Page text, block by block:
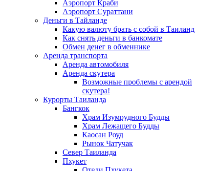
Аэропорт Краби
Аэропорт Сураттани
Деньги в Тайланде
Какую валюту брать с собой в Таиланд
Как снять деньги в банкомате
Обмен денег в обменнике
Аренда транспорта
Аренда автомобиля
Аренда скутера
Возможные проблемы с арендой
скутера!
Курорты Таиланда
Бангкок
Храм Изумрудного Будды
Храм Лежащего Будды
Каосан Роуд
Рынок Чатучак
Север Таиланда
Пхукет